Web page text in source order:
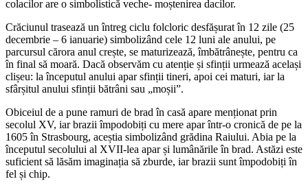
colacilor are o simbolistică veche- moștenirea dacilor.
Crăciunul trasează un întreg ciclu folcloric desfășurat în 12 zile (25
decembrie – 6 ianuarie) simbolizând cele 12 luni ale anului, pe
parcursul cărora anul crește, se maturizează, îmbătrânește, pentru ca
în final să moară. Dacă observăm cu atenție și sfinții urmează același
clișeu: la începutul anului apar sfinții tineri, apoi cei maturi, iar la
sfârșitul anului sfinții bătrâni sau „moșii”.
Obiceiul de a pune ramuri de brad în casă apare menționat prin
secolul XV, iar brazii împodobiți cu mere apar într-o cronică de pe la
1605 în Strasbourg, aceștia simbolizând grădina Raiului. Abia pe la
începutul secolului al XVII-lea apar și lumânările în brad. Astăzi este
suficient să lăsăm imaginația să zburde, iar brazii sunt împodobiți în
fel și chip.